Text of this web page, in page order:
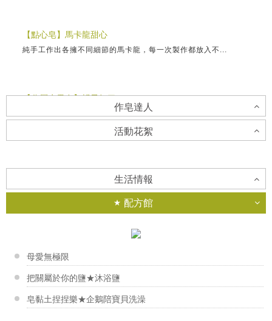
【點心皂】馬卡龍甜心
純手工作出各擁不同細節的馬卡龍，每一次製作都放入不...
【分層水果皂】橘子紅了
這是水管模的分層手法，牛奶配方滋潤入秋後乾燥的氣候...
製作分層皂的方式很簡單，不僅步驟操作容易，在視覺上...
蛋糕皂美美的外衣下，隱藏著最重要的蛋糕皂體。蛋糕皂...
【液體皂】亮皙淨膚洗顏慕斯
玫瑰果油幫助淡疤以及改善皮膚色素沈澱，與甜杏仁油添...
作皂達人
葉惠美老師
滿懷實驗精神的惠美老師，很喜歡蒐集周邊可以入皂的東...
Ivy老師
活動花絮
香草工房淡水店-擠花皂課程
夏日微風擠花皂課程作品～ 志玲的手佷巧，擠花...
香草工房台南店-蘭花杯子蛋糕皂DIY
假日親子做皂去~ 永康社大在保生宮的蘭花杯子蛋糕...
香草工房桃園店-我愛媽咪溫馨手作
生活情報
新手大哉問-你不能不知道的幾件...
配方館
母愛無極限
把關屬於你的鹽★沐浴鹽
皂黏土捏捏樂★企鵝陪寶貝洗澡